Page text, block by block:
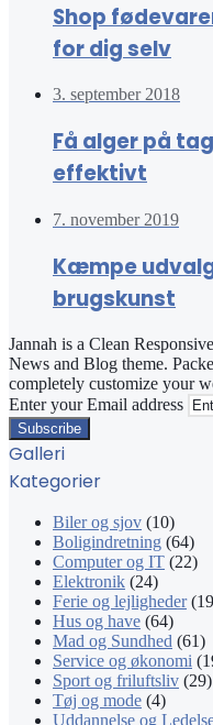
Shop
for dig selv
3. september 2018
Få alger på
effektivt
7. november 2019
Kæmpe
brugskunst
Jannah is a Clean
News and Blog theme.
completely customize your
Enter your Email address
Galleri
Kategorier
Biler og sjov (10)
Boligindretning (64)
Computer og IT (22)
Elektronik (24)
Ferie og lejligheder
Hus og have (64)
Mad og Sundhed (61)
Service og økonomi
Sport og friluftsliv (29)
Tøj og mode (4)
Uddannelse og